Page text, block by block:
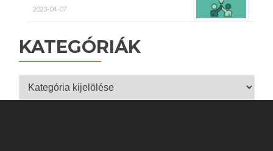
2023-04-07
KATEGÓRIÁK
Kategóriák